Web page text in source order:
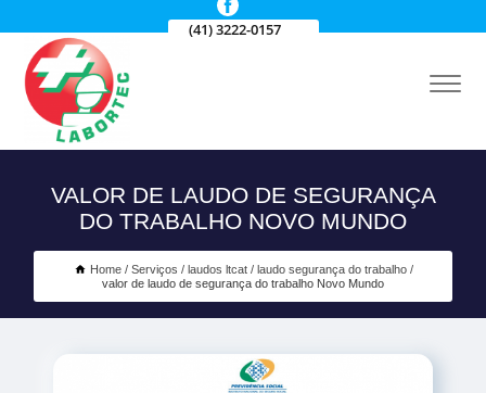
(41) 3222-0157
VALOR DE LAUDO DE SEGURANÇA
DO TRABALHO NOVO MUNDO
Home Serviços laudos ltcat
laudo segurança do trabalho
valor de laudo de segurança do trabalho Novo Mundo